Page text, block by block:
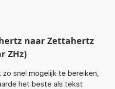
naar Zettahertz
ZHz)
snel mogelijk te bereiken,
het beste als tekst